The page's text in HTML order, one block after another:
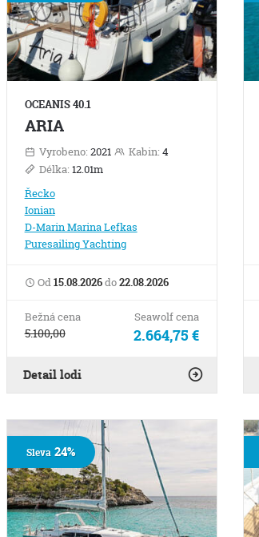
OCEANIS 40.1
ARIA
Vyrobeno: 2021 Kabin: 4
Délka: 12.01m
Řecko
Ionian
D-Marin Marina Lefkas
Puresailing Yachting
Od 15.08.2026do22.08.2026
Bežná cena
5.100,00
Seawolf cena
2.664,75 €
Detail lodi
Sleva24%